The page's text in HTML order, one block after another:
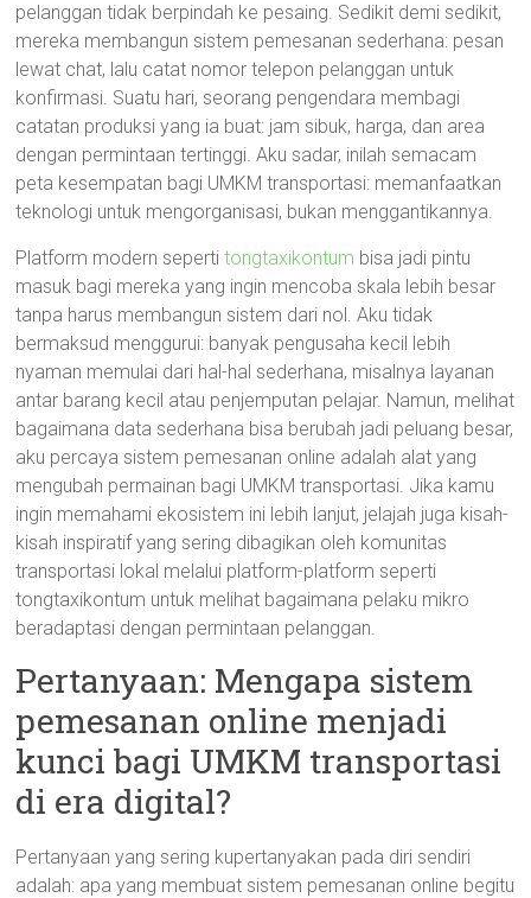
pelanggan tidak berpindah ke pesaing. Sedikit demi sedikit,
mereka membangun sistem pemesanan sederhana: pesan
lewat chat, lalu catat nomor telepon pelanggan untuk
konfirmasi. Suatu hari, seorang pengendara membagi
catatan produksi yang ia buat: jam sibuk, harga, dan area
dengan permintaan tertinggi. Aku sadar, inilah semacam
peta kesempatan bagi UMKM transportasi: memanfaatkan
teknologi untuk mengorganisasi, bukan menggantikannya.
Platform modern sepertitongtaxikontum bisa jadi pintu
masuk bagi mereka yang ingin mencoba skala lebih besar
tanpa harus membangun sistem dari nol. Aku tidak
bermaksud menggurui: banyak pengusaha kecil lebih
nyaman memulai dari hal-hal sederhana, misalnya layanan
antar barang kecil atau penjemputan pelajar. Namun, melihat
bagaimana data sederhana bisa berubah jadi peluang besar,
aku percaya sistem pemesanan online adalah alat yang
mengubah permainan bagi UMKM transportasi. Jika kamu
ingin memahami ekosistem ini lebih lanjut, jelajah juga kisah-
kisah inspiratif yang sering dibagikan oleh komunitas
transportasi lokal melalui platform-platform seperti
tongtaxikontum untuk melihat bagaimana pelaku mikro
beradaptasi dengan permintaan pelanggan.
Pertanyaan: Mengapa sistem
pemesanan online menjadi
kunci bagi UMKM transportasi
di era digital?
Pertanyaan yang sering kupertanyakan pada diri sendiri
adalah: apa yang membuat sistem pemesanan online begitu